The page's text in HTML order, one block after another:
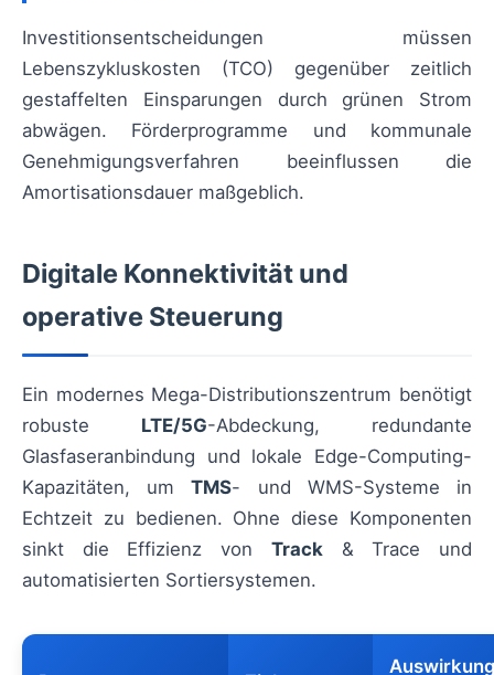
Investitionsentscheidungen müssen
Lebenszykluskosten (TCO) gegenüber zeitlich
gestaffelten Einsparungen durch grünen Strom
abwägen. Förderprogramme und kommunale
Genehmigungsverfahren beeinflussen die
Amortisationsdauer maßgeblich.
Digitale Konnektivität und
operative Steuerung
Ein modernes Mega-Distributionszentrum benötigt
robuste LTE/5G-Abdeckung, redundante
Glasfaseranbindung und lokale Edge-Computing-
Kapazitäten, umTMS- und WMS-Systeme in
Echtzeit zu bedienen. Ohne diese Komponenten
sinkt die Effizienz von Track& Trace und
automatisierten Sortiersystemen.